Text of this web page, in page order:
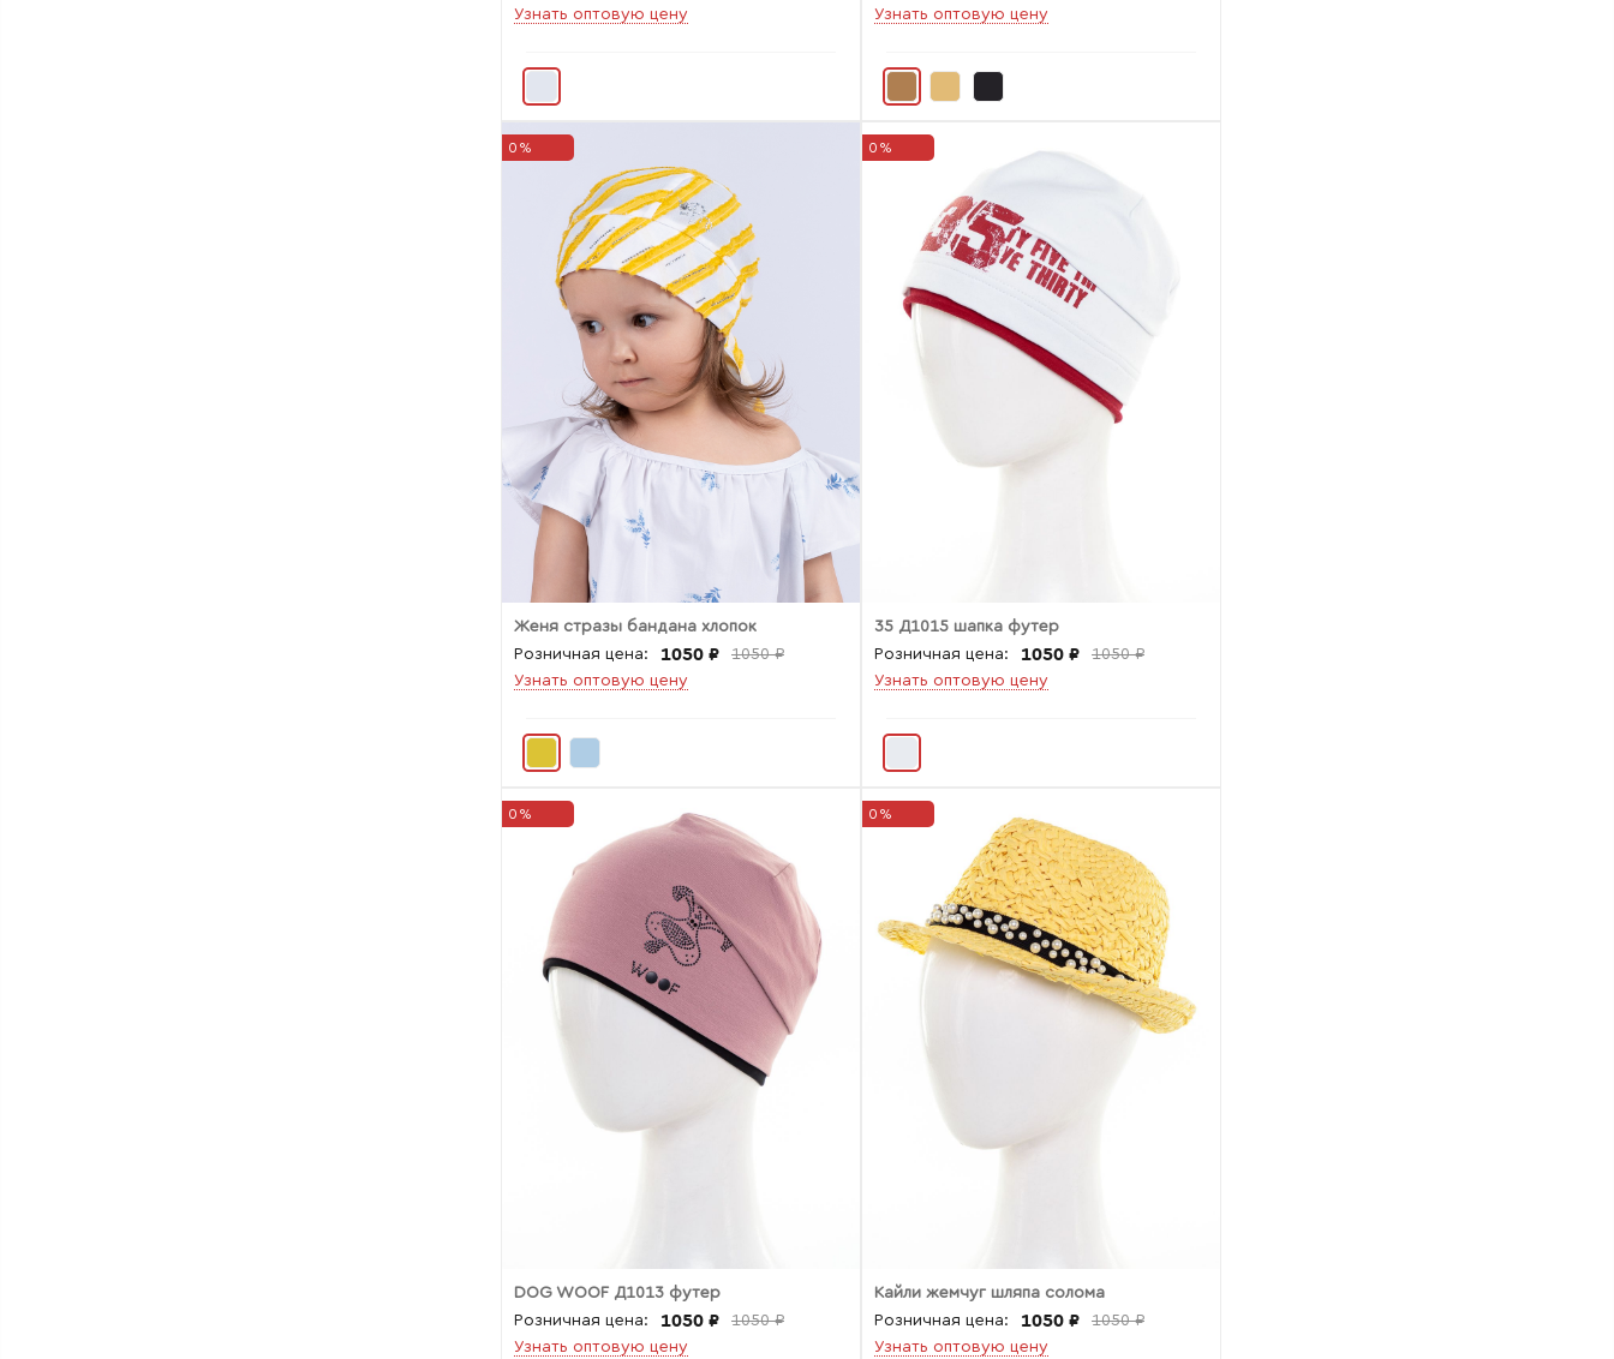
Узнать оптовую цену
Узнать оптовую цену
0%
Женя стразы бандана хлопок
Розничная цена:
1050 ₽
1050 ₽
Узнать оптовую цену
0%
35 Д1015 шапка футер
Розничная цена:
1050 ₽
1050 ₽
Узнать оптовую цену
0%
DOG WOOF Д1013 футер
Розничная цена:
1050 ₽
1050 ₽
Узнать оптовую цену
0%
Кайли жемчуг шляпа солома
Розничная цена:
1050 ₽
1050 ₽
Узнать оптовую цену